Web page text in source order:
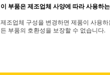
이 부품은 제조업체 사양에 따라 사용하
제조업체 구성을 변경하면 제품이 사용
든 부품의 호환성을 보장할 수 없습니다.